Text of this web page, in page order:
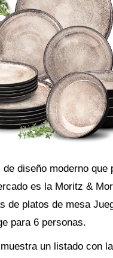
diseño moderno que
es la Moritz &
de platos de mesa
para 6 personas.
un listado con